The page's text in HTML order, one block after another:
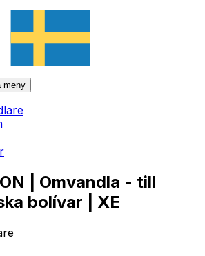
meny
| Omvandla - till
bolívar | XE